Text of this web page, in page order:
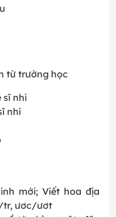
từ trường học
sĩ nhí
nhí
mới; Viết hoa địa
tr, ươc/ươt